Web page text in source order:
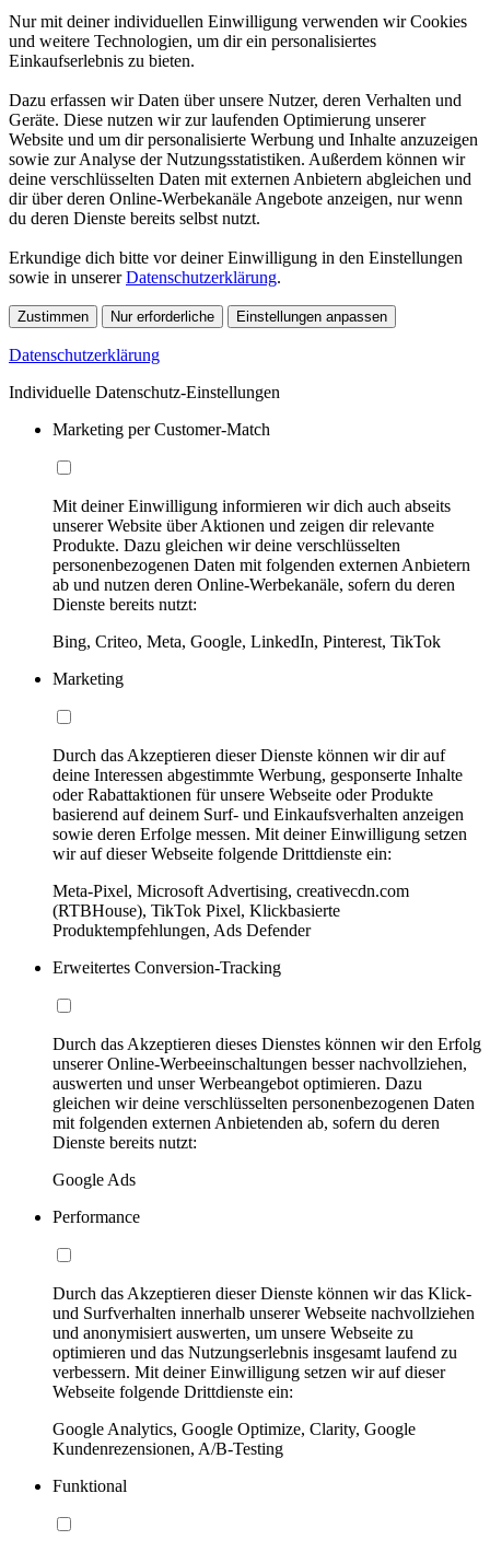
Nur mit deiner individuellen Einwilligung verwenden wir Cookies
und weitere Technologien, um dir ein personalisiertes
Einkaufserlebnis zu bieten.
Dazu erfassen wir Daten über unsere Nutzer, deren Verhalten und
Geräte. Diese nutzen wir zur laufenden Optimierung unserer
Website und um dir personalisierte Werbung und Inhalte anzuzeigen
sowie zur Analyse der Nutzungsstatistiken. Außerdem können wir
deine verschlüsselten Daten mit externen Anbietern abgleichen und
dir über deren Online-Werbekanäle Angebote anzeigen, nur wenn
du deren Dienste bereits selbst nutzt.
Erkundige dich bitte vor deiner Einwilligung in den Einstellungen
sowie in unsererDatenschutzerklärung.
Zustimmen Nur erforderliche Einstellungen anpassen
Datenschutzerklärung
Individuelle Datenschutz-Einstellungen
Marketing per Customer-Match
Mit deiner Einwilligung informieren wir dich auch abseits
unserer Website über Aktionen und zeigen dir relevante
Produkte. Dazu gleichen wir deine verschlüsselten
personenbezogenen Daten mit folgenden externen Anbietern
ab und nutzen deren Online-Werbekanäle, sofern du deren
Dienste bereits nutzt:
Bing, Criteo, Meta, Google, LinkedIn, Pinterest, TikTok
Marketing
Durch das Akzeptieren dieser Dienste können wir dir auf
deine Interessen abgestimmte Werbung, gesponserte Inhalte
oder Rabattaktionen für unsere Webseite oder Produkte
basierend auf deinem Surf- und Einkaufsverhalten anzeigen
sowie deren Erfolge messen. Mit deiner Einwilligung setzen
wir auf dieser Webseite folgende Drittdienste ein:
Meta-Pixel, Microsoft Advertising, creativecdn.com
(RTBHouse), TikTok Pixel, Klickbasierte
Produktempfehlungen, Ads Defender
Erweitertes Conversion-Tracking
Durch das Akzeptieren dieses Dienstes können wir den Erfolg
unserer Online-Werbeeinschaltungen besser nachvollziehen,
auswerten und unser Werbeangebot optimieren. Dazu
gleichen wir deine verschlüsselten personenbezogenen Daten
mit folgenden externen Anbietenden ab, sofern du deren
Dienste bereits nutzt:
Google Ads
Performance
Durch das Akzeptieren dieser Dienste können wir das Klick-
und Surfverhalten innerhalb unserer Webseite nachvollziehen
und anonymisiert auswerten, um unsere Webseite zu
optimieren und das Nutzungserlebnis insgesamt laufend zu
verbessern. Mit deiner Einwilligung setzen wir auf dieser
Webseite folgende Drittdienste ein:
Google Analytics, Google Optimize, Clarity, Google
Kundenrezensionen, A/B-Testing
Funktional